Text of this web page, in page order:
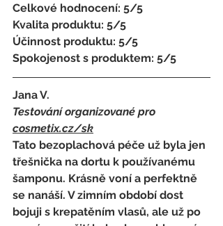
Celkové hodnocení: 5/5
Kvalita produktu: 5/5
Účinnost produktu: 5/5
Spokojenost s produktem: 5/5
Jana V.
Testování organizované pro
cosmetix.cz/sk
Tato bezoplachová péče už byla jen
třešnička na dortu k používanému
šamponu. Krásně voní a perfektně
se nanáší. V zimním období dost
bojuji s krepatěním vlasů, ale už po